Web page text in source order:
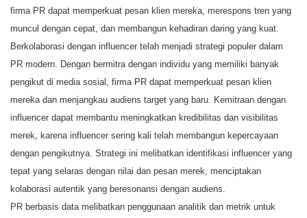
firma PR dapat memperkuat pesan klien mereka, merespons tren yang
muncul dengan cepat, dan membangun kehadiran daring yang kuat.
Berkolaborasi dengan influencer telah menjadi strategi populer dalam
PR modern. Dengan bermitra dengan individu yang memiliki banyak
pengikut di media sosial, firma PR dapat memperkuat pesan klien
mereka dan menjangkau audiens target yang baru. Kemitraan dengan
influencer dapat membantu meningkatkan kredibilitas dan visibilitas
merek, karena influencer sering kali telah membangun kepercayaan
dengan pengikutnya. Strategi ini melibatkan identifikasi influencer yang
tepat yang selaras dengan nilai dan pesan merek, menciptakan
kolaborasi autentik yang beresonansi dengan audiens.
PR berbasis data melibatkan penggunaan analitik dan metrik untuk